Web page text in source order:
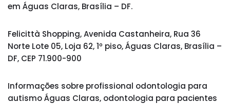
em Águas Claras, Brasília – DF.
Felicittà Shopping, Avenida Castanheira, Rua 36
Norte Lote 05, Loja 62, 1º piso, Águas Claras, Brasília –
DF, CEP 71.900-900
Informações sobre profissional odontologia para
autismo Águas Claras, odontologia para pacientes